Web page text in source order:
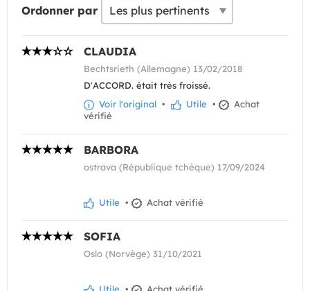
Ordonner par
CLAUDIA
Bechtsrieth (Allemagne) 13/02/2018
D'ACCORD. était très froissé.
Voir l'original • Utile •
Achat
vérifié
BARBORA
ostrava (République tchèque) 17/09/2024
Utile • Achat vérifié
SOFIA
Oslo (Norvège) 31/10/2021